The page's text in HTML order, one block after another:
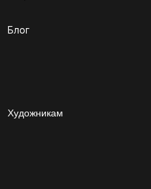
Блог
Художникам